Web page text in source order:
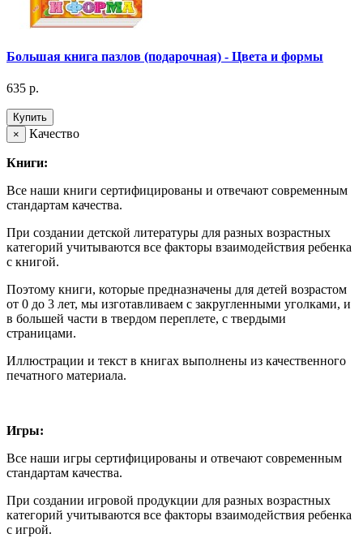
Большая книга пазлов (подарочная) - Цвета и формы
635 р.
Купить
×
Качество
Книги:
Все наши книги сертифицированы и отвечают современным
стандартам качества.
При создании детской литературы для разных возрастных
категорий учитываются все факторы взаимодействия ребенка
с книгой.
Поэтому книги, которые предназначены для детей возрастом
от 0 до 3 лет, мы изготавливаем с закругленными уголками, и
в большей части в твердом переплете, с твердыми
страницами.
Иллюстрации и текст в книгах выполнены из качественного
печатного материала.
Игры:
Все наши игры сертифицированы и отвечают современным
стандартам качества.
При создании игровой продукции для разных возрастных
категорий учитываются все факторы взаимодействия ребенка
с игрой.